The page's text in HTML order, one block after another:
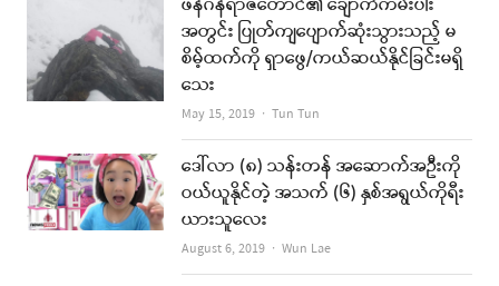
ဖန်ဂန်ရာဇီတောင်၏ ချောက်ကမ်းပါး
အတွင်း ပြုတ်ကျပျောက်ဆုံးသွားသည့် မ
စိမ့်ထက်ကို ရှာဖွေ/ကယ်ဆယ်နိုင်ခြင်းမရှိ
သေး
May 15, 2019 Author
Tun Tun
ဒေါ်လာ (၈) သန်းတန် အဆောက်အဦးကို
ဝယ်ယူနိုင်တဲ့ အသက် (၆) နှစ်အရွယ်ကိုရီး
ယားသူလေး
August 6, 2019 Author
Wun Lae